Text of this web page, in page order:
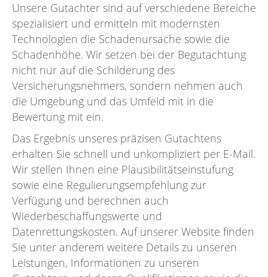
Unsere Gutachter sind auf verschiedene Bereiche
spezialisiert und ermitteln mit modernsten
Technologien die Schadenursache sowie die
Schadenhöhe. Wir setzen bei der Begutachtung
nicht nur auf die Schilderung des
Versicherungsnehmers, sondern nehmen auch
die Umgebung und das Umfeld mit in die
Bewertung mit ein.
Das Ergebnis unseres präzisen Gutachtens
erhalten Sie schnell und unkompliziert per E-Mail.
Wir stellen Ihnen eine Plausibilitätseinstufung
sowie eine Regulierungsempfehlung zur
Verfügung und berechnen auch
Wiederbeschaffungswerte und
Datenrettungskosten. Auf unserer Website finden
Sie unter anderem weitere Details zu unseren
Leistungen, Informationen zu unseren